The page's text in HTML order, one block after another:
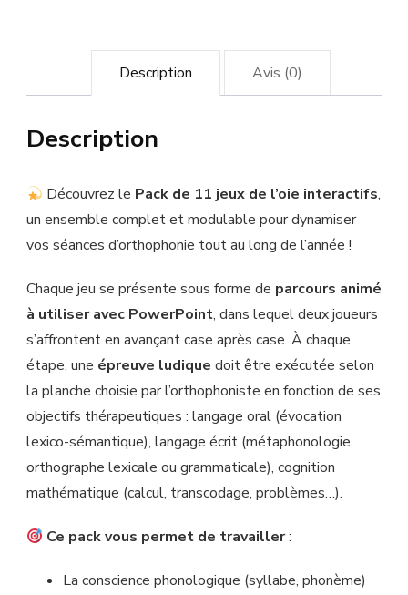
Description Avis (0)
Description
Découvrez le Pack de 11 jeux de l’oie interactifs,
un ensemble complet et modulable pour dynamiser
vos séances d’orthophonie tout au long de l’année !
Chaque jeu se présente sous forme de parcours animé
à utiliser avec PowerPoint, dans lequel deux joueurs
s’affrontent en avançant case après case. À chaque
étape, une épreuve ludique doit être exécutée selon
la planche choisie par l’orthophoniste en fonction de ses
objectifs thérapeutiques : langage oral (évocation
lexico-sémantique), langage écrit (métaphonologie,
orthographe lexicale ou grammaticale), cognition
mathématique (calcul, transcodage, problèmes…).
Ce pack vous permet de travailler:
La conscience phonologique (syllabe, phonème)